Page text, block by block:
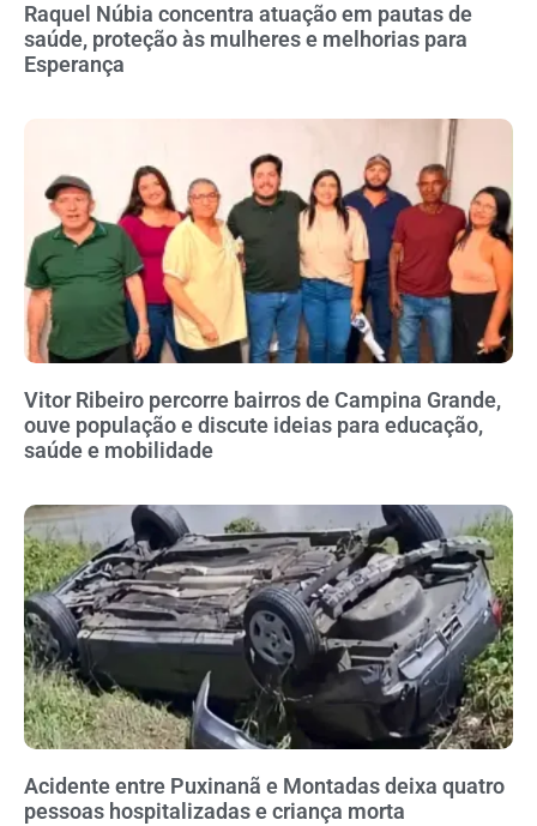
Raquel Núbia concentra atuação em pautas de
saúde, proteção às mulheres e melhorias para
Esperança
Vitor Ribeiro percorre bairros de Campina Grande,
ouve população e discute ideias para educação,
saúde e mobilidade
Acidente entre Puxinanã e Montadas deixa quatro
pessoas hospitalizadas e criança morta